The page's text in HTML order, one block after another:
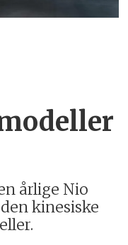
årlige Nio
kinesiske